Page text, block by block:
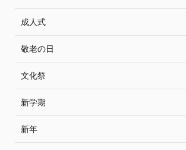
成人式
敬老の日
文化祭
新学期
新年